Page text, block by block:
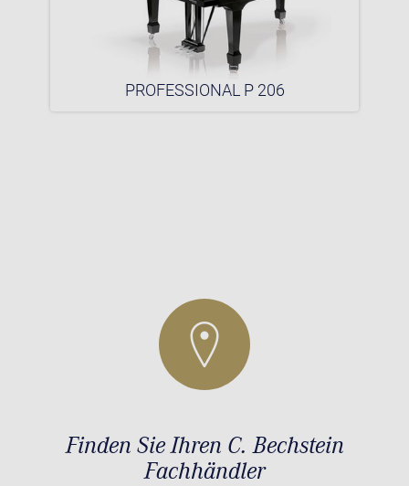
PROFESSIONAL P 206
Finden Sie Ihren C. Bechstein
Fachhändler